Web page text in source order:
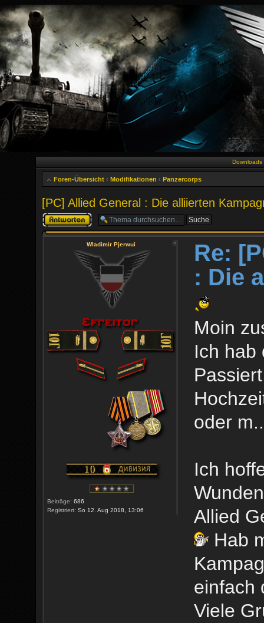
Downloads
Foren-Übersicht ‹ Modifikationen ‹ Panzercorps
[PC] Allied General : Die alliierten
Antwort erstellen
Wladimir Pjerwui
Beiträge: 686
Registriert: So 12. Aug 2018, 13:06
Re:
: Die
Moin
Ich hab
oder
Ich
Allied
Hab
einfach
Viele